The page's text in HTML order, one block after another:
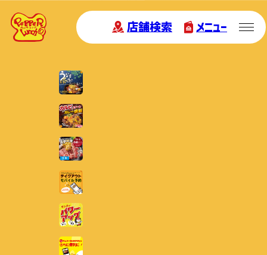
店舗検索 メニュー